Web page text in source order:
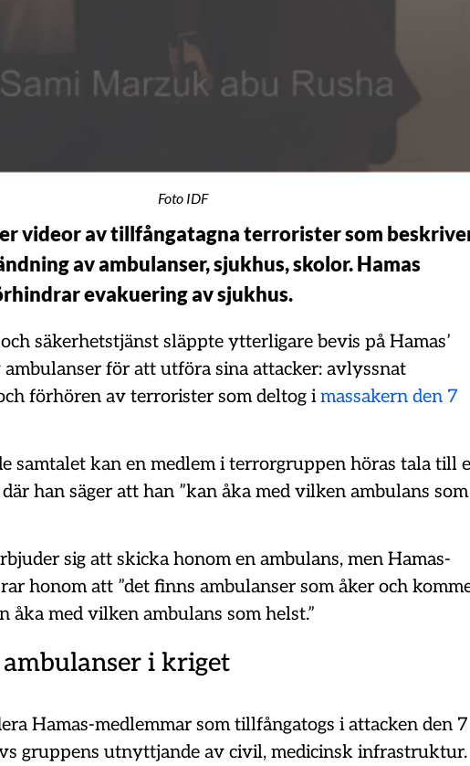
Foto IDF
videor av tillfångatagna terrorister som
av ambulanser, sjukhus, skolor. Hamas
evakuering av sjukhus.
säkerhetstjänst släppte ytterligare bevis på Hamas’
för att utföra sina attacker: avlyssnat
förhören av terrorister som deltog imassakern den 7
samtalet kan en medlem i terrorgruppen höras tala till
han säger att han ”kan åka med vilken ambulans som
sig att skicka honom en ambulans, men Hamas-
honom att ”det finns ambulanser som åker och
åka med vilken ambulans som helst.”
i kriget
Hamas-medlemmar som tillfångatogs i attacken den 7
gruppens utnyttjande av civil, medicinsk infrastruktur.